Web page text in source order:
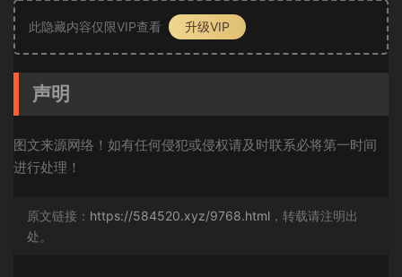
此隐藏内容仅限VIP查看 升级VIP
声明
图文来源网络！如有任何侵犯或侵权请及时联系必将第一时间
进行处理！
原文链接： https://584520.xyz/9768.html ，转载请注明出
处。